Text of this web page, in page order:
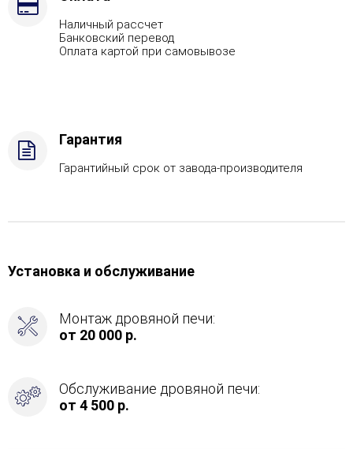
Наличный рассчет
Банковский перевод
Оплата картой при самовывозе
Гарантия
Гарантийный срок от завода-производителя
Установка и обслуживание
Монтаж дровяной печи:
от 20 000 р.
Обслуживание дровяной печи:
от 4 500 р.